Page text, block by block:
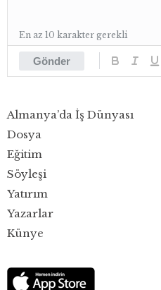
Gönder
En az 10 karakter gerekli
Almanya’da İş Dünyası
Dosya
Eğitim
Söyleşi
Yatırım
Yazarlar
Künye